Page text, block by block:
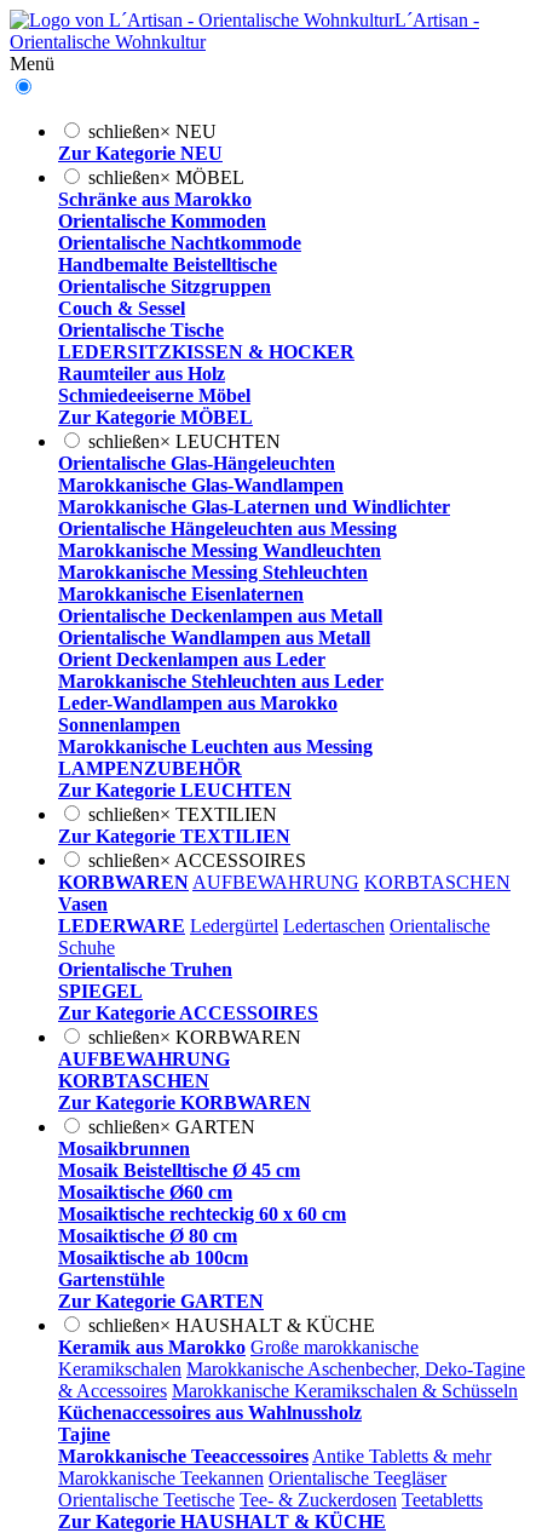
L´Artisan -
Orientalische Wohnkultur
Menü
schließen× NEU
Zur Kategorie NEU
schließen× MÖBEL
Schränke aus Marokko
Orientalische Kommoden
Orientalische Nachtkommode
Handbemalte Beistelltische
Orientalische Sitzgruppen
Couch & Sessel
Orientalische Tische
LEDERSITZKISSEN & HOCKER
Raumteiler aus Holz
Schmiedeeiserne Möbel
Zur Kategorie MÖBEL
schließen× LEUCHTEN
Orientalische Glas-Hängeleuchten
Marokkanische Glas-Wandlampen
Marokkanische Glas-Laternen und Windlichter
Orientalische Hängeleuchten aus Messing
Marokkanische Messing Wandleuchten
Marokkanische Messing Stehleuchten
Marokkanische Eisenlaternen
Orientalische Deckenlampen aus Metall
Orientalische Wandlampen aus Metall
Orient Deckenlampen aus Leder
Marokkanische Stehleuchten aus Leder
Leder-Wandlampen aus Marokko
Sonnenlampen
Marokkanische Leuchten aus Messing
LAMPENZUBEHÖR
Zur Kategorie LEUCHTEN
schließen× TEXTILIEN
Zur Kategorie TEXTILIEN
schließen× ACCESSOIRES
KORBWAREN AUFBEWAHRUNG KORBTASCHEN
Vasen
LEDERWARE Ledergürtel Ledertaschen Orientalische
Schuhe
Orientalische Truhen
SPIEGEL
Zur Kategorie ACCESSOIRES
schließen× KORBWAREN
AUFBEWAHRUNG
KORBTASCHEN
Zur Kategorie KORBWAREN
schließen× GARTEN
Mosaikbrunnen
Mosaik Beistelltische Ø 45 cm
Mosaiktische Ø60 cm
Mosaiktische rechteckig 60 x 60 cm
Mosaiktische Ø 80 cm
Mosaiktische ab 100cm
Gartenstühle
Zur Kategorie GARTEN
schließen× HAUSHALT & KÜCHE
Keramik aus Marokko Große marokkanische
Keramikschalen Marokkanische Aschenbecher, Deko-Tagine
& Accessoires Marokkanische Keramikschalen & Schüsseln
Küchenaccessoires aus Wahlnussholz
Tajine
Marokkanische Teeaccessoires Antike Tabletts & mehr
Marokkanische Teekannen Orientalische Teegläser
Orientalische Teetische Tee- & Zuckerdosen Teetabletts
Zur Kategorie HAUSHALT & KÜCHE